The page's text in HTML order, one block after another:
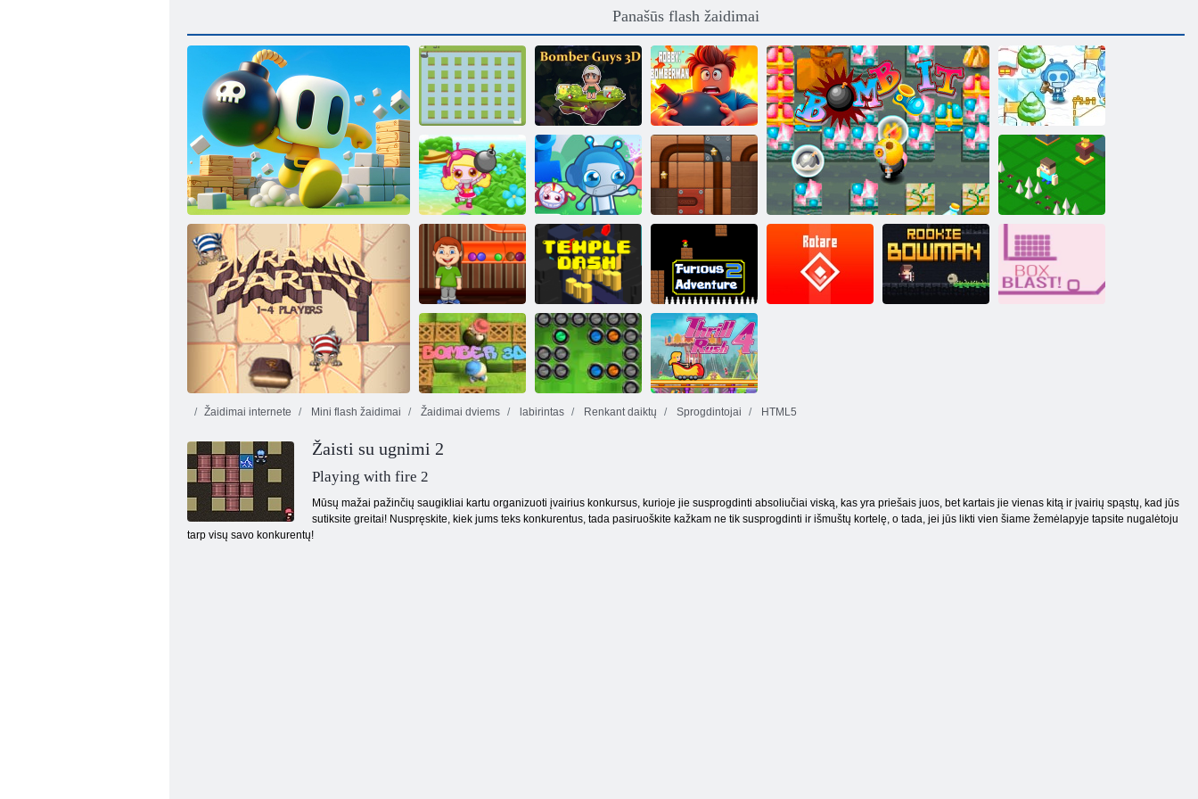
Panašūs flash žaidimai
„Bombaman 3d“
Žąsų sprogimo
mūšis
Bombonešiai
vaikinai 3d
Bombermanas
Susprogdink 2
Bombos misija Bombas tai td
Remkite kamuolį
2 internete
Kulti Craft
Skanus kelias
Šventyklos
brūkšnys
Furious
Nuotykis 2
Žaidimai internete Mini flash žaidimai Žaidimai dviems labirintas Renkant daiktų Sprogdintojai HTML5
Žaisti su ugnimi 2
Playing with fire 2
Mūsų mažai pažinčių saugikliai kartu organizuoti įvairius konkursus, kurioje jie susprogdinti absoliučiai viską, kas yra priešais juos, bet kartais jie vienas kitą ir įvairių spąstų, kad jūs
sutiksite greitai! Nuspręskite, kiek jums teks konkurentus, tada pasiruoškite kažkam ne tik susprogdinti ir išmuštų kortelę, o tada, jei jūs likti vien šiame žemėlapyje tapsite nugalėtoju
tarp visų savo konkurentų!